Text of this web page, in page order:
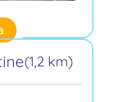
(1,2 km)